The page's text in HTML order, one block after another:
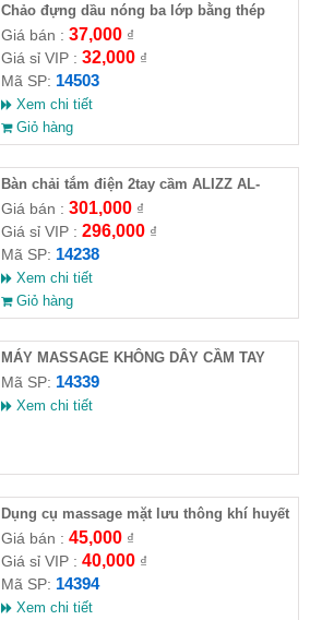
Chảo đựng dầu nóng ba lớp bằng thép
không gỉ 316
Giá bán : 37,000₫
Giá sỉ VIP : 32,000₫
Mã SP: 14503
Xem chi tiết
Giỏ hàng
Bàn chải tắm điện 2tay cầm ALIZZ AL-
14238
Giá bán : 301,000₫
Giá sỉ VIP : 296,000₫
Mã SP: 14238
Xem chi tiết
Giỏ hàng
MÁY MASSAGE KHÔNG DÂY CẦM TAY
ALIZZ AL-14339
Mã SP: 14339
Xem chi tiết
Dụng cụ massage mặt lưu thông khí huyết
AL14394
Giá bán : 45,000₫
Giá sỉ VIP : 40,000₫
Mã SP: 14394
Xem chi tiết